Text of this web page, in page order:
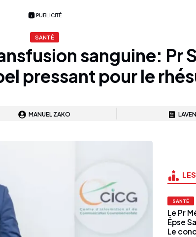
PUBLICITÉ
SANTÉ
sanguine: Pr
pressant pour le
MANUEL ZAKO
SANTÉ
Le Pr
Épse
Le